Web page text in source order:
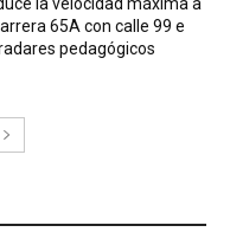
65A con calle 99 e
pedagógicos